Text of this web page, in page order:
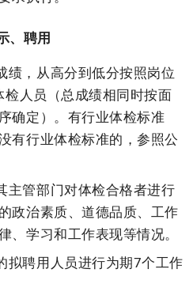
、聘用
绩，从高分到低分按照岗位
人员（总成绩相同时按面
确定）。有行业体检标准
有行业体检标准的，参照公
主管部门对体检合格者进行
政治素质、道德品质、工作
、学习和工作表现等情况。
拟聘用人员进行为期7个工作